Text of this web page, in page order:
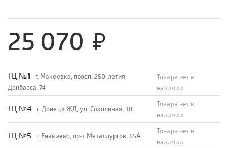
25 070
TЦ №1
г. Макеевка, просп. 250-летия
Донбасса, 74
Товара нет в
наличии
TЦ №4 г. Донецк ЖД, ул. Соколиная, 38
Товара нет в
наличии
TЦ №5 г. Енакиево, пр-т Металлургов, 65А
Товара нет в
наличии